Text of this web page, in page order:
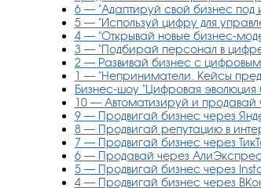
6 — "Адаптируй свой бизнес под
5 — "Используй цифру для
4 — "Открывай новые бизнес-
3 — "Подбирай персонал в
2 — Развивай бизнес с
1 — "Неприниматели. Кейсы
Бизнес-шоу "Цифровая эволюция
10 — Автоматизируй и
9 — Продвигай бизнес через
8 — Продвигай репутацию в
7 — Продвигай бизнес через
6 — Продавай через
5 — Продвигай бизнес через
4 — Продвигай бизнес через